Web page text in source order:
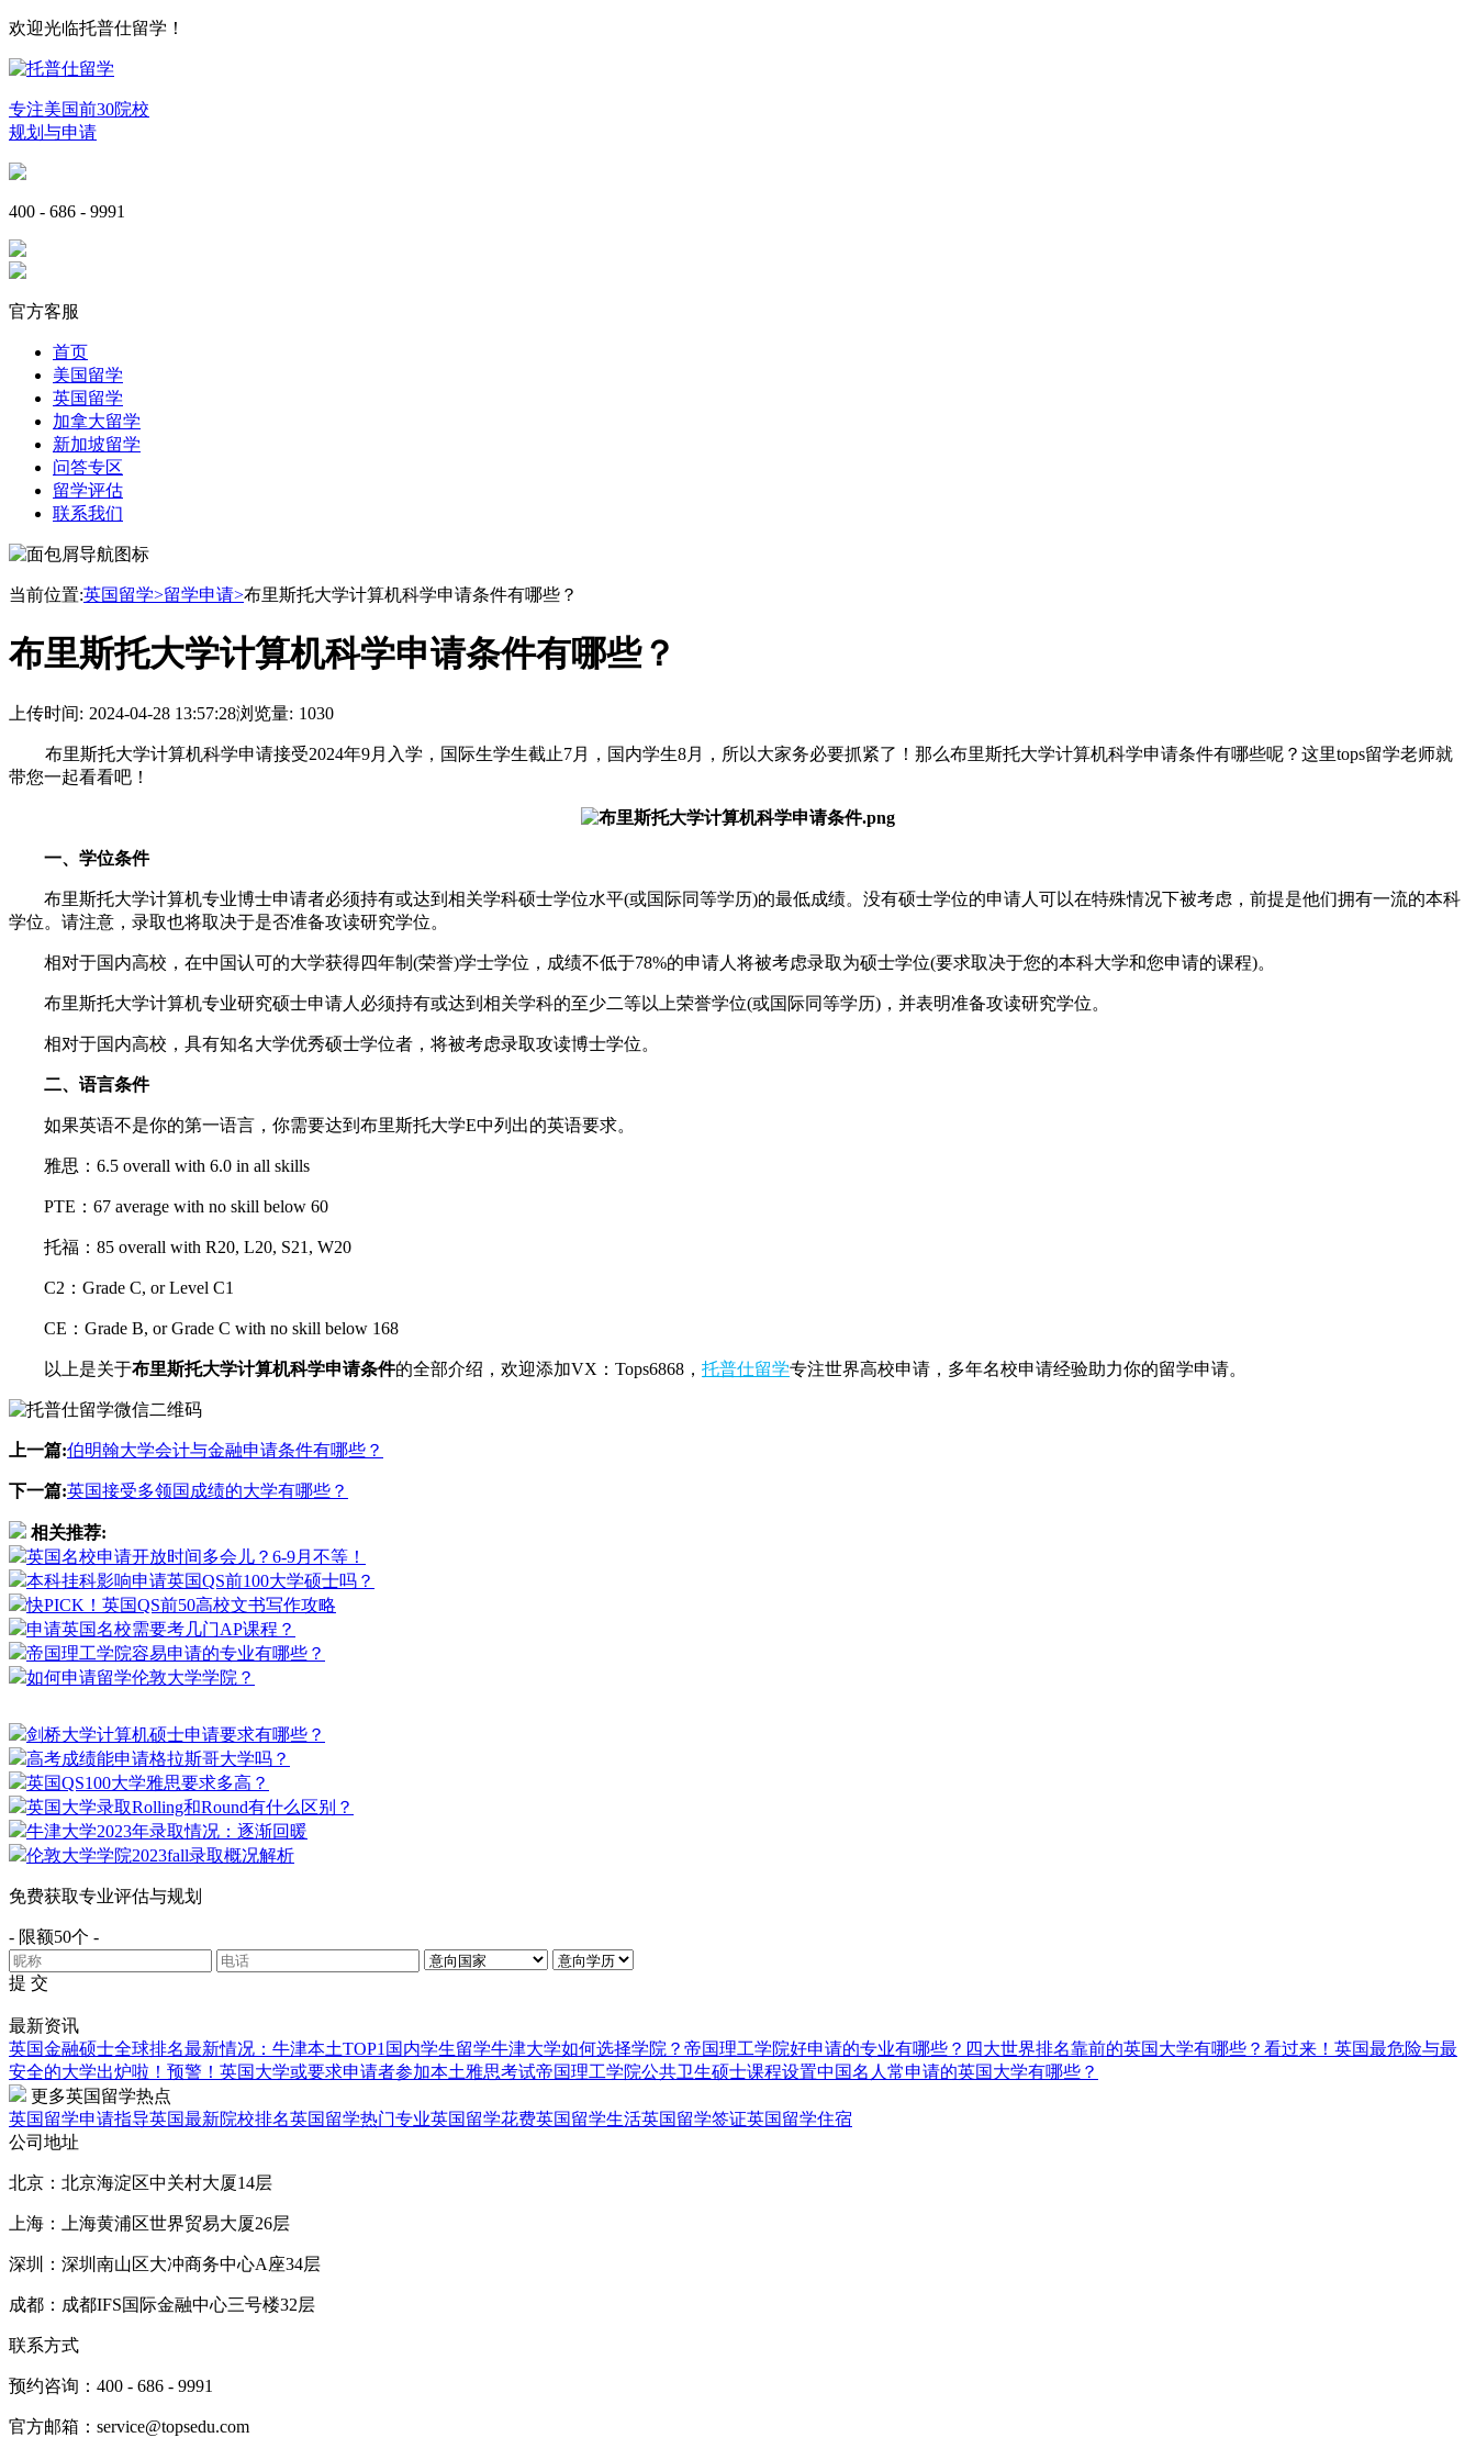
欢迎光临托普仕留学！
专注美国前30院校
规划与申请
400 - 686 - 9991
官方客服
首页
美国留学
英国留学
加拿大留学
新加坡留学
问答专区
留学评估
联系我们
当前位置:英国留学>留学申请>布里斯托大学计算机科学申请条件有哪些？
布里斯托大学计算机科学申请条件有哪些？
上传时间: 2024-04-28 13:57:28浏览量: 1030
布里斯托大学计算机科学申请接受2024年9月入学，国际生学生截止7月，国内学生8月，所以大家务必要抓紧了！那么布里斯托大学计算机科学申请条件有哪些呢？这里tops留学老师就
带您一起看看吧！
一、学位条件
布里斯托大学计算机专业博士申请者必须持有或达到相关学科硕士学位水平(或国际同等学历)的最低成绩。没有硕士学位的申请人可以在特殊情况下被考虑，前提是他们拥有一流的本科
学位。请注意，录取也将取决于是否准备攻读研究学位。
相对于国内高校，在中国认可的大学获得四年制(荣誉)学士学位，成绩不低于78%的申请人将被考虑录取为硕士学位(要求取决于您的本科大学和您申请的课程)。
布里斯托大学计算机专业研究硕士申请人必须持有或达到相关学科的至少二等以上荣誉学位(或国际同等学历)，并表明准备攻读研究学位。
相对于国内高校，具有知名大学优秀硕士学位者，将被考虑录取攻读博士学位。
二、语言条件
如果英语不是你的第一语言，你需要达到布里斯托大学E中列出的英语要求。
雅思：6.5 overall with 6.0 in all skills
PTE：67 average with no skill below 60
托福：85 overall with R20, L20, S21, W20
C2：Grade C, or Level C1
CE：Grade B, or Grade C with no skill below 168
以上是关于布里斯托大学计算机科学申请条件的全部介绍，欢迎添加VX：Tops6868， 托普仕留学专注世界高校申请，多年名校申请经验助力你的留学申请。
上一篇:伯明翰大学会计与金融申请条件有哪些？
下一篇:英国接受多领国成绩的大学有哪些？
相关推荐:
英国名校申请开放时间多会儿？6-9月不等！
本科挂科影响申请英国QS前100大学硕士吗？
快PICK！英国QS前50高校文书写作攻略
申请英国名校需要考几门AP课程？
帝国理工学院容易申请的专业有哪些？
如何申请留学伦敦大学学院？
剑桥大学计算机硕士申请要求有哪些？
高考成绩能申请格拉斯哥大学吗？
英国QS100大学雅思要求多高？
英国大学录取Rolling和Round有什么区别？
牛津大学2023年录取情况：逐渐回暖
伦敦大学学院2023fall录取概况解析
免费获取专业评估与规划
- 限额50个 -
提 交
最新资讯
英国金融硕士全球排名最新情况：牛津本土TOP1 国内学生留学牛津大学如何选择学院？ 帝国理工学院好申请的专业有哪些？ 四大世界排名靠前的英国大学有哪些？ 看过来！英国最危险与最
安全的大学出炉啦！ 预警！英国大学或要求申请者参加本土雅思考试帝国理工学院公共卫生硕士课程设置中国名人常申请的英国大学有哪些？
更多英国留学热点
英国留学申请指导英国最新院校排名英国留学热门专业英国留学花费英国留学生活英国留学签证英国留学住宿
公司地址
北京：北京海淀区中关村大厦14层
上海：上海黄浦区世界贸易大厦26层
深圳：深圳南山区大冲商务中心A座34层
成都：成都IFS国际金融中心三号楼32层
联系方式
预约咨询：400 - 686 - 9991
官方邮箱：service@topsedu.com